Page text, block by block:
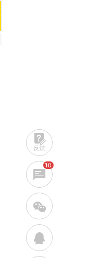
反馈
10
w
q